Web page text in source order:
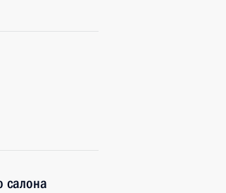
салона